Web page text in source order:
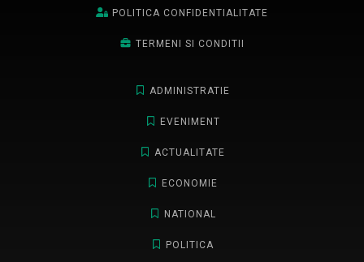
POLITICA CONFIDENTIALITATE
TERMENI SI CONDITII
ADMINISTRATIE
EVENIMENT
ACTUALITATE
ECONOMIE
NATIONAL
POLITICA